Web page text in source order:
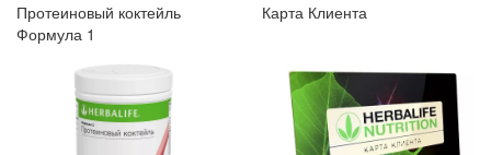
Протеиновый коктейль
Формула 1
Карта Клиента